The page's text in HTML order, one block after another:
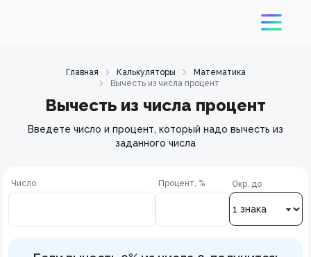
Главная Калькуляторы
Математика
Вычесть из числа процент
Вычесть из числа процент
Введете число и процент, который надо вычесть из
заданного числа
Число Процент, % Окр. до